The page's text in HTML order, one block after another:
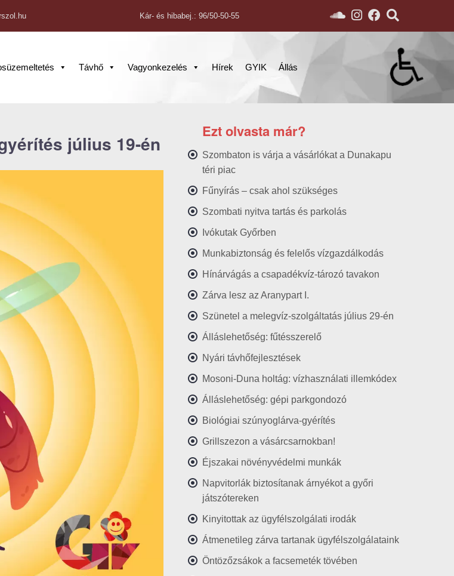
Kár- és hibabej.: 96/50-50-55
Távhő Vagyonkezelés Hírek GYIK Állás
július 19-én
Ezt olvasta már?
Szombaton is várja a vásárlókat a Dunakapu
téri piac
Fűnyírás – csak ahol szükséges
Szombati nyitva tartás és parkolás
Ivókutak Győrben
Munkabiztonság és felelős vízgazdálkodás
Hínárvágás a csapadékvíz-tározó tavakon
Zárva lesz az Aranypart I.
Szünetel a melegvíz-szolgáltatás július 29-én
Álláslehetőség: fűtésszerelő
Nyári távhőfejlesztések
Mosoni-Duna holtág: vízhasználati illemkódex
Álláslehetőség: gépi parkgondozó
Biológiai szúnyoglárva-gyérítés
Grillszezon a vásárcsarnokban!
Éjszakai növényvédelmi munkák
Napvitorlák biztosítanak árnyékot a győri
játszótereken
Kinyitottak az ügyfélszolgálati irodák
Átmenetileg zárva tartanak ügyfélszolgálataink
Öntözőzsákok a facsemeték tövében